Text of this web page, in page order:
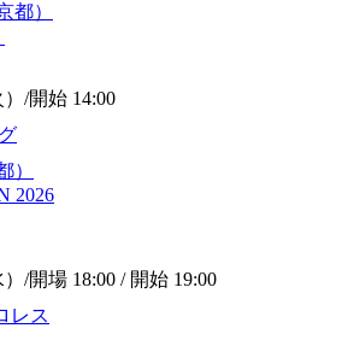
都）
/開始 14:00
）
2026
/開場 18:00 / 開始 19:00
レス